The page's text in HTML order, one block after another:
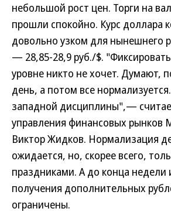
небольшой рост цен. Торги на
прошли спокойно. Курс доллара
довольно узком для нынешнего
— 28,85-28,9 руб./$.
уровне никто не хочет. Думают,
день, а потом все
западной дисциплины",—
управления финансовых
Виктор Жидков. Нормализация
ожидается, но, скорее всего,
праздниками. А до конца недели
получения дополнительных
ограничены.